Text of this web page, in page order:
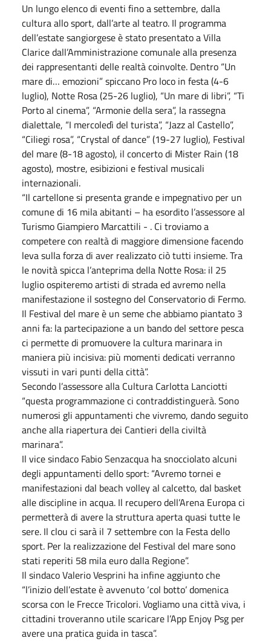
Un lungo elenco di eventi fino a settembre, dalla
cultura allo sport, dall’arte al teatro. Il programma
dell’estate sangiorgese è stato presentato a Villa
Clarice dall’Amministrazione comunale alla presenza
dei rappresentanti delle realtà coinvolte. Dentro “Un
mare di… emozioni” spiccano Pro loco in festa (4-6
luglio), Notte Rosa (25-26 luglio), “Un mare di libri”, “Ti
Porto al cinema”, “Armonie della sera”, la rassegna
dialettale, “I mercoledì del turista”, “Jazz al Castello”,
“Ciliegi rosa”, “Crystal of dance” (19-27 luglio), Festival
del mare (8-18 agosto), il concerto di Mister Rain (18
agosto), mostre, esibizioni e festival musicali
internazionali.
“Il cartellone si presenta grande e impegnativo per un
comune di 16 mila abitanti – ha esordito l’assessore al
Turismo Giampiero Marcattili - . Ci troviamo a
competere con realtà di maggiore dimensione facendo
leva sulla forza di aver realizzato ciò tutti insieme. Tra
le novità spicca l’anteprima della Notte Rosa: il 25
luglio ospiteremo artisti di strada ed avremo nella
manifestazione il sostegno del Conservatorio di Fermo.
Il Festival del mare è un seme che abbiamo piantato 3
anni fa: la partecipazione a un bando del settore pesca
ci permette di promuovere la cultura marinara in
maniera più incisiva: più momenti dedicati verranno
vissuti in vari punti della città”.
Secondo l’assessore alla Cultura Carlotta Lanciotti
“questa programmazione ci contraddistinguerà. Sono
numerosi gli appuntamenti che vivremo, dando seguito
anche alla riapertura dei Cantieri della civiltà
marinara”.
Il vice sindaco Fabio Senzacqua ha snocciolato alcuni
degli appuntamenti dello sport: “Avremo tornei e
manifestazioni dal beach volley al calcetto, dal basket
alle discipline in acqua. Il recupero dell’Arena Europa ci
permetterà di avere la struttura aperta quasi tutte le
sere. Il clou ci sarà il 7 settembre con la Festa dello
sport. Per la realizzazione del Festival del mare sono
stati reperiti 58 mila euro dalla Regione”.
Il sindaco Valerio Vesprini ha infine aggiunto che
“l’inizio dell’estate è avvenuto ‘col botto’ domenica
scorsa con le Frecce Tricolori. Vogliamo una città viva, i
cittadini troveranno utile scaricare l’App Enjoy Psg per
avere una pratica guida in tasca”.